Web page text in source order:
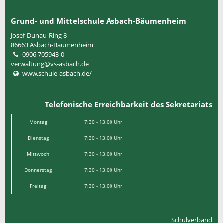
Grund- und Mittelschule Asbach-Bäumenheim
Josef-Dunau-Ring 8
86663Asbach-Bäumenheim
0906 705943-0
verwaltung@vs-asbach.de
www.schule-asbach.de/
Telefonische Erreichbarkeit des Sekretariats
Montag 7:30 - 13.00 Uhr
Dienstag 7:30 - 13.00 Uhr
Mittwoch 7:30 - 13.00 Uhr
Donnerstag 7:30 - 13.00 Uhr
Freitag 7:30 - 13.00 Uhr
Schulverband